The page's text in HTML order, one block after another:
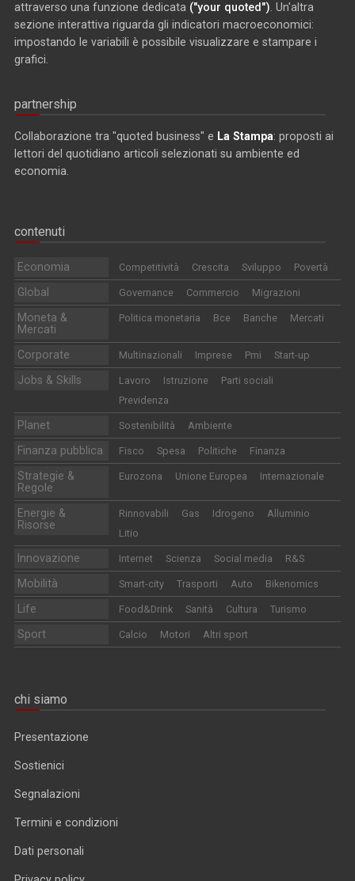
attraverso una funzione dedicata ("your quoted") . Un'altra
sezione interattiva riguarda gli indicatori macroeconomici:
impostando le variabili è possibile visualizzare e stampare i
grafici.
partnership
Collaborazione tra "quoted business" e La Stampa: proposti ai
lettori del quotidiano articoli selezionati su ambiente ed
economia.
contenuti
Economia Competitività Crescita Sviluppo Povertà
Global Governance Commercio Migrazioni
Moneta &
Mercati
Politica monetaria Bce Banche Mercati
Corporate Multinazionali Imprese Pmi Start-up
Jobs & Skills Lavoro Istruzione
Parti sociali
Previdenza
Planet Sostenibilità Ambiente
Finanza pubblica Fisco Spesa Politiche Finanza
Strategie &
Regole
Eurozona Unione Europea Internazionale
Energie &
Risorse
Rinnovabili Gas Idrogeno
Alluminio
Litio
Innovazione Internet Scienza Social media R&S
Mobilità Smart-city Trasporti Auto Bikenomics
Life Food&Drink Sanità Cultura Turismo
Sport Calcio Motori Altri sport
chi siamo
Presentazione
Sostienici
Segnalazioni
Termini e condizioni
Dati personali